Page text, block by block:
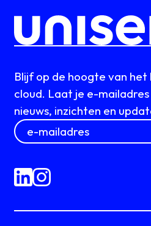
Blijf op de hoogte van
cloud. Laat je e-
nieuws, inzichten en